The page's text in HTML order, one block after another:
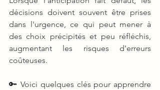
décisions doivent souvent être prises
dans l'urgence, ce qui peut mener à
des choix précipités et peu réfléchis,
augmentant les risques d'erreurs
coûteuses.
🔑 Voici quelques clés pour apprendre